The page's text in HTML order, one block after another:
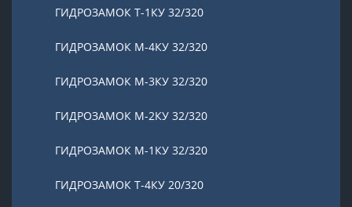
ГИДРОЗАМОК Т-1КУ 32/320
ГИДРОЗАМОК М-4КУ 32/320
ГИДРОЗАМОК М-3КУ 32/320
ГИДРОЗАМОК М-2КУ 32/320
ГИДРОЗАМОК М-1КУ 32/320
ГИДРОЗАМОК Т-4КУ 20/320